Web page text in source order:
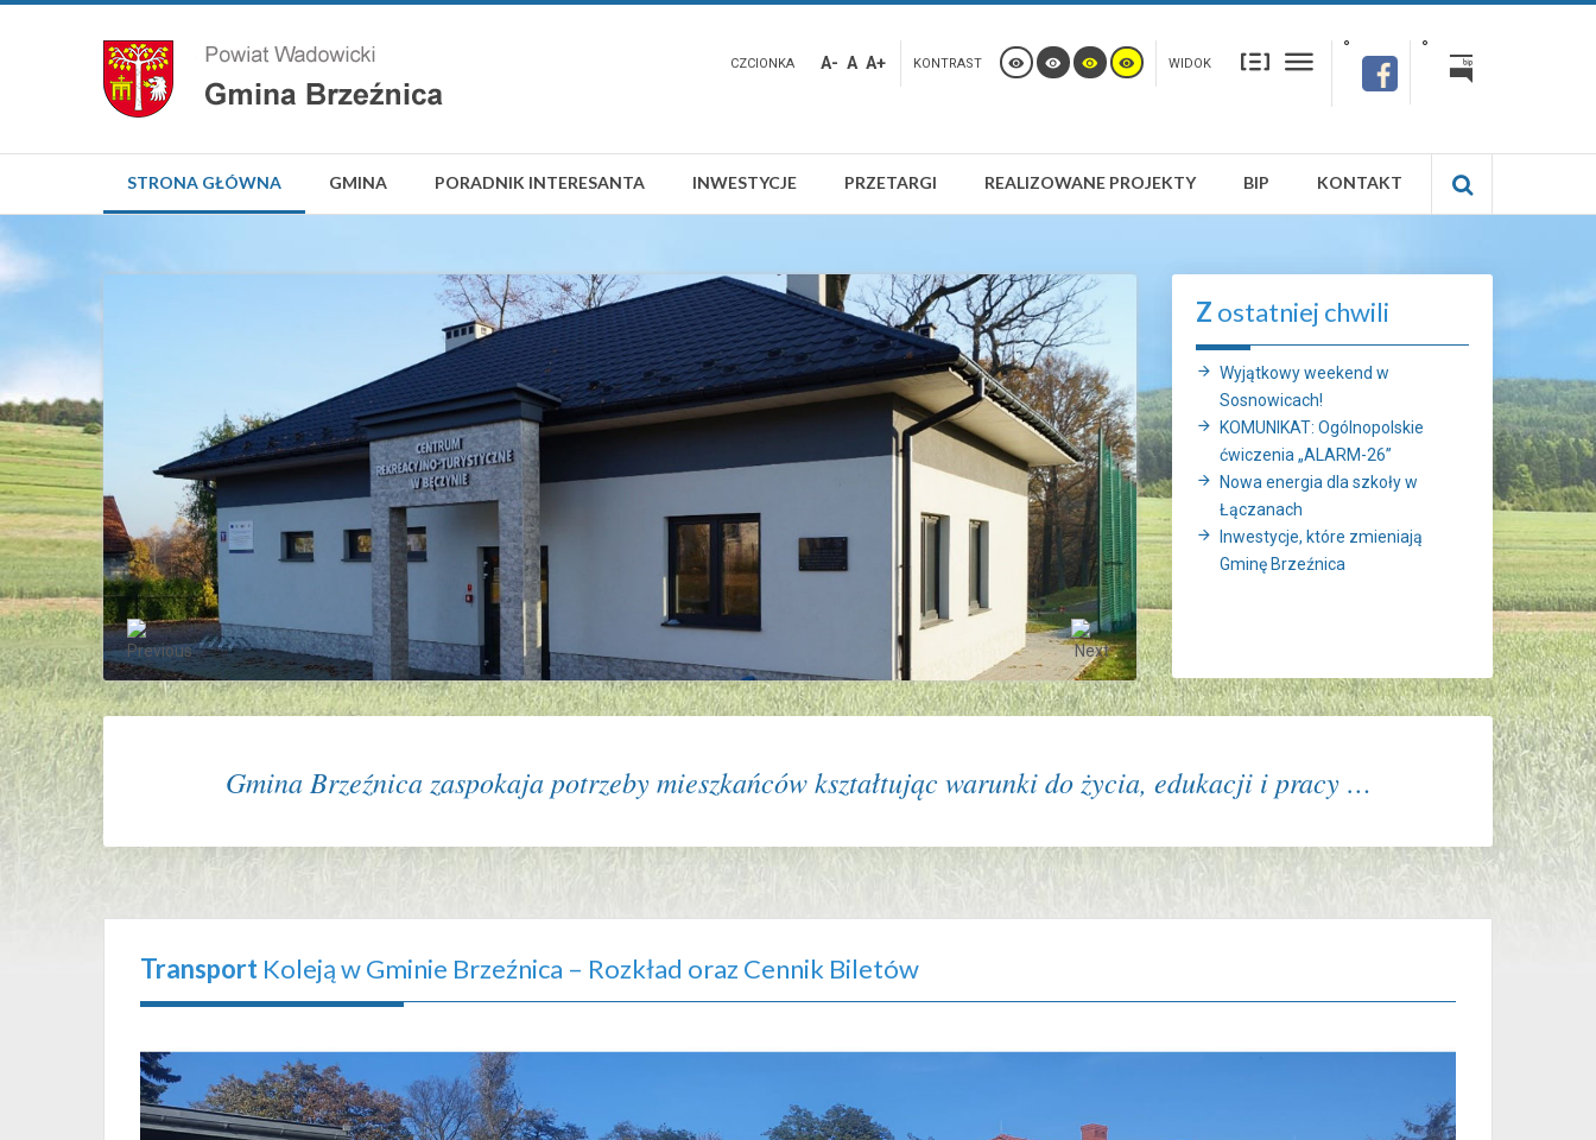
CZCIONKA A- A A+ KONTRAST WIDOK
STRONA GŁÓWNA GMINA PORADNIK INTERESANTA INWESTYCJE PRZETARGI REALIZOWANE PROJEKTY BIP KONTAKT
Z ostatniej chwili
Wyjątkowy weekend w
Sosnowicach!
KOMUNIKAT: Ogólnopolskie
ćwiczenia „ALARM-26”
Nowa energia dla szkoły w
Łączanach
Inwestycje, które zmieniają
Gminę Brzeźnica
Gmina Brzeźnica zaspokaja potrzeby mieszkańców kształtując warunki do życia, edukacji i pracy …
Transport Koleją w Gminie Brzeźnica – Rozkład oraz Cennik Biletów